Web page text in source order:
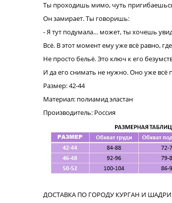
Ты проходишь мимо, чуть пригибаешься,
Он замирает. Ты говоришь:
- Я тут подумала… может, ты хочешь
Всё. В этот момент ему уже всё равно,
Не просто бельё. Это ключ к его
И да его снимать не нужно. Оно уже всё
Размер: 42-44
Материал: полиамид эластан
Производитель: Россия
ДОСТАВКА ПО ГОРОДУ КУРГАН И